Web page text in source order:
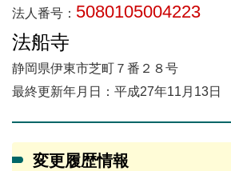
法人番号： 5080105004223
法船寺
静岡県伊東市芝町７番２８号
最終更新年月日：平成27年11月13日
変更履歴情報